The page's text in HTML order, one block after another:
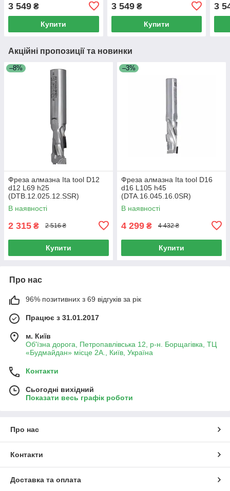
3 549 ₴
Купити
3 549₴
Купити
3
Акційні пропозиції та новинки
–8%
Фреза алмазна Ita tool D12
d12 L69 h25
(DTB.12.025.12.SSR)
В наявності
2 315 ₴ 2 516 ₴
Купити
–3%
Фреза алмазна Ita tool D16
d16 L105 h45
(DTA.16.045.16.0SR)
В наявності
4 299 ₴ 4 432 ₴
Купити
Про нас
96% позитивних з 69 відгуків за рік
Працює з 31.01.2017
м. Київ
Об'їзна дорога, Петропавлівська 12, р-н. Борщагівка, ТЦ
«Будмайдан» місце 2А., Київ, Україна
Контакти
Сьогодні вихідний
Показати весь графік роботи
Про нас
Контакти
Доставка та оплата